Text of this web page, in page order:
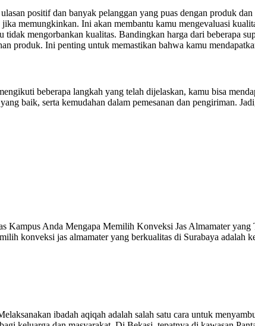
positif dan banyak pelanggan yang puas dengan produk dan
memungkinkan. Ini akan membantu kamu mengevaluasi
tidak mengorbankan kualitas. Bandingkan harga dari beberapa
produk. Ini penting untuk memastikan bahwa kamu
beberapa langkah yang telah dijelaskan, kamu bisa
baik, serta kemudahan dalam pemesanan dan pengiriman.
Anda Mengapa Memilih Konveksi Jas Almamater yang
konveksi jas almamater yang berkualitas di Surabaya adalah
ibadah aqiqah adalah salah satu cara untuk